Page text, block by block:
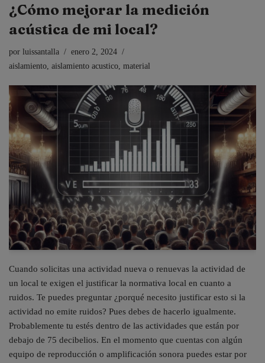
¿Cómo mejorar la medición
acústica de mi local?
por luissantalla
enero 2, 2024
aislamiento aislamiento acustico material
Cuando solicitas una actividad nueva o renuevas la actividad de
un local te exigen el justificar la normativa local en cuanto a
ruidos. Te puedes preguntar ¿porqué necesito justificar esto si la
actividad no emite ruidos? Pues debes de hacerlo igualmente.
Probablemente tu estés dentro de las actividades que están por
debajo de 75 decibelios. En el momento que cuentas con algún
equipo de reproducción o amplificación sonora puedes estar por